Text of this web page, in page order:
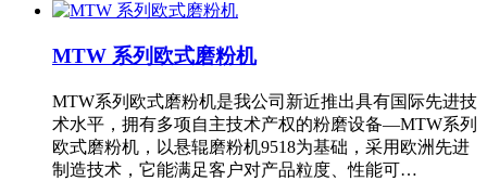
MTW 系列欧式磨粉机
MTW系列欧式磨粉机是我公司新近推出具有国际先进技
术水平，拥有多项自主技术产权的粉磨设备—MTW系列
欧式磨粉机，以悬辊磨粉机9518为基础，采用欧洲先进
制造技术，它能满足客户对产品粒度、性能可…